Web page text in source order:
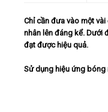
Lịch khai giảng
Chỉ cần đưa vào một
nhân lên đáng kể. Dưới
đạt được hiệu quả.
Sử dụng hiệu ứng bóng